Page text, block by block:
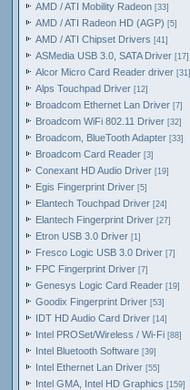
AMD / ATI Mobility Radeon [33]
AMD / ATI Radeon HD (AGP) [5]
AMD / ATI Chipset Drivers [41]
ASMedia USB 3.0, SATA Driver [17]
Alcor Micro Card Reader driver [31]
Alps Touchpad Driver [12]
Broadcom Ethernet Lan Driver [7]
Broadcom WiFi 802.11 Driver [32]
Broadcom, BlueTooth Adapter [33]
Broadcom Card Reader [3]
Conexant HD Audio Driver [19]
Egis Fingerprint Driver [5]
Elantech Touchpad Driver [24]
Elantech Fingerprint Driver [27]
Etron USB 3.0 Driver [1]
Fresco Logic USB 3.0 Driver [7]
FPC Fingerprint Driver [7]
Genesys Logic Card Reader [19]
Goodix Fingerprint Driver [53]
IDT HD Audio Card Driver [14]
Intel PROSet/Wireless / Wi-Fi [88]
Intel Bluetooth Software [39]
Intel Ethernet Lan Driver [55]
Intel GMA, Intel HD Graphics [159]